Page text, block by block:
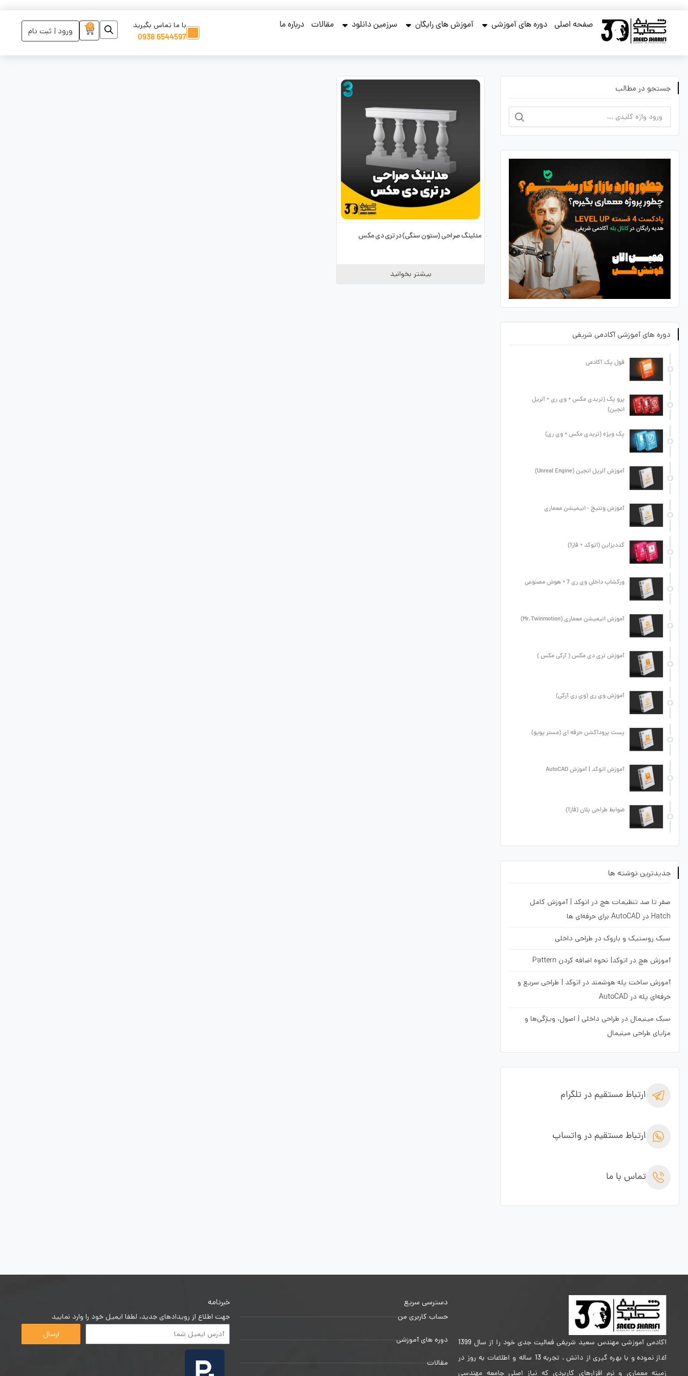
صفحه اصلی دوره های آموزشی آموزش های رایگان سرزمین دانلود مقالات درباره ما ورود | ثبت نام 0 با ما تماس بگیرید
6544597 0938
مدلینگ صراحی (ستون سنگی) در تری دی مکس
بیشتر بخوانید
جستجو در مطالب
دوره های آموزشی آکادمی شریفی
فول پک آکادمی
پرو پک (تریدی مکس + وی ری + آنریل
انجین)
پک ویژه (تریدی مکس + وی ری)
آموزش آنریل انجین (Unreal Engine)
آموزش ونتیج - انیمیشن معماری
کددیزاین (اتوکد + فاز1)
ورکشاپ داخلی وی ری 7 + هوش مصنوعی
آموزش انیمیشن معماری (Mr.Twinmotion)
آموزش تری دی مکس ( آرکی مکس )
آموزش وی ری (وی ری آرکی)
پست پروداکشن حرفه ای (مستر پوپو)
آموزش اتوکد | آموزش AutoCAD
ضوابط طراحی پلان (فاز1)
جدیدترین نوشته ها
صفر تا صد تنظیمات هچ در اتوکد | آموزش کامل
Hatch در AutoCAD برای حرفه‌ای ها
سبک روستیک و باروک در طراحی داخلی
آموزش هچ در اتوکد| نحوه اضافه کردن Pattern
آموزش ساخت پله هوشمند در اتوکد | طراحی سریع و
حرفه‌ای پله در AutoCAD
سبک مینیمال در طراحی داخلی | اصول، ویژگی‌ها و
مزایای طراحی مینیمال
ارتباط مستقیم در تلگرام
ارتباط مستقیم در واتساپ
تماس با ما
آکادمی آموزشی مهندس سعید شریفی فعالیت جدی خود را از سال 1399
آغاز نموده و با بهره گیری از دانش ، تجربه 13 ساله و اطلاعات به روز در
زمینه معماری و نرم افزارهای کاربردی که نیاز اصلی جامعه مهندسی
دسترسی سریع
حساب کاربری من
دوره های آموزشی
مقالات
خبرنامه
جهت اطلاع از رویدادهای جدید، لطفا ایمیل خود را وارد نمایید
ارسال